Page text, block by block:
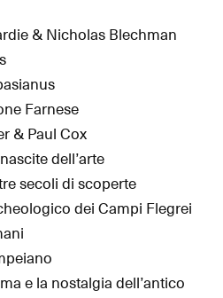
& Nicholas Blechman
Farnese
& Paul Cox
dell’arte
secoli di scoperte
dei Campi Flegrei
e la nostalgia dell’antico